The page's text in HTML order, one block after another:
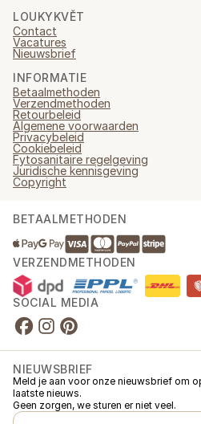
LOUKYKVĚT
Contact
Vacatures
Nieuwsbrief
INFORMATIE
Betaalmethoden
Verzendmethoden
Retourbeleid
Algemene voorwaarden
Privacybeleid
Cookiebeleid
Fytosanitaire regelgeving
Juridische kennisgeving
Copyright
BETAALMETHODEN
VERZENDMETHODEN
SOCIAL MEDIA
NIEUWSBRIEF
Meld je aan voor onze nieuwsbrief om
laatste nieuws.
Geen zorgen, we sturen er niet veel.